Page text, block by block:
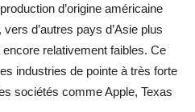
d’origine américaine
d’autres pays d’Asie plus
relativement faibles. Ce
industries de pointe à très forte
sociétés comme Apple, Texas